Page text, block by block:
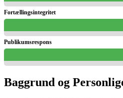
Fortællingsintegritet
Publikumsrespons
Baggrund og